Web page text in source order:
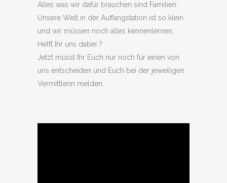
Alles was wir dafür brauchen sind Familien.
Unsere Welt in der Auffangstation ist so klein
und wir müssen noch alles kennenlernen.
Helft Ihr uns dabei ?
Jetzt müsst Ihr Euch nur noch für einen von
uns entscheiden und Euch bei der jeweiligen
Vermittlerin melden.